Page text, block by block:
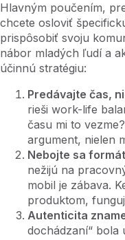
Hlavným poučením,
chcete osloviť
prispôsobiť svoju
nábor mladých ľudí a
účinnú stratégiu:
Predávajte čas,
rieši work-life
času mi to
argument, nielen
Nebojte sa
nežijú na
mobil je zábava.
produktom,
Autenticita
dochádzaní“ bola